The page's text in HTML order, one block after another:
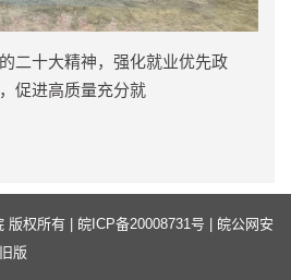
十大精神，强化就业优先政
促进高质量充分就
版权所有 | 皖ICP备20008731号
皖公网安
版